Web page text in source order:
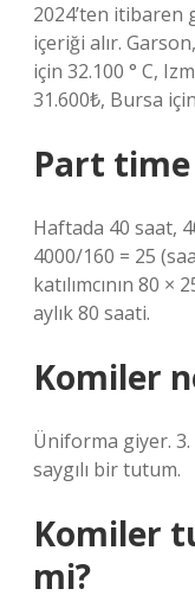
2024’ten itibaren
içeriği alır.
için 32.100 ° C,
31.600₺, Bursa
Part time
Haftada 40 saat,
4000/160 = 25
katılımcının 80 ×
aylık 80 saati.
Komiler
Üniforma giyer.
saygılı bir tutum.
Komiler
mi?